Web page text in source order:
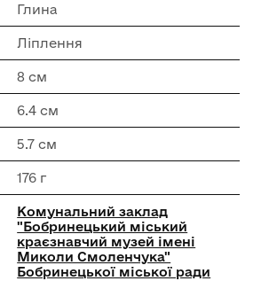
Глина
Ліплення
8 см
6.4 см
5.7 см
176 г
Комунальний заклад
"Бобринецький міський
краєзнавчий музей імені
Миколи Смоленчука"
Бобринецької міської ради